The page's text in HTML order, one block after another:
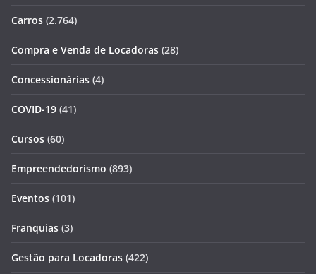
Carros (2.764)
Compra e Venda de Locadoras (28)
Concessionárias (4)
COVID-19 (41)
Cursos (60)
Empreendedorismo (893)
Eventos (101)
Franquias (3)
Gestão para Locadoras (422)